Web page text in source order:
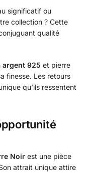
significatif ou
collection ? Cette
qualité
argent 925 et pierre
finesse. Les retours
qu’ils ressentent
Noir est une pièce
attrait unique attire